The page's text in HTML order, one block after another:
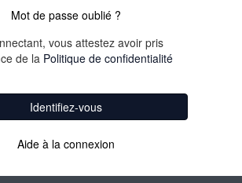
Mot de passe oublié ?
vous attestez avoir pris
de la Politique de confidentialité
Identifiez-vous
Aide à la connexion